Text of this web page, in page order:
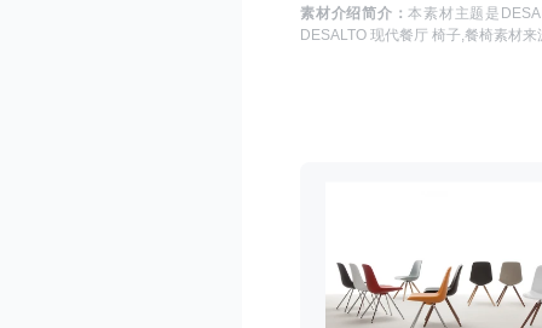
素材介绍简介：本素材主题是
DESALTO 现代餐厅 椅子,餐椅素材来